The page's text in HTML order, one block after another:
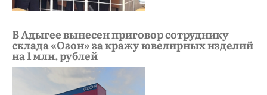
В Адыгее вынесен приговор сотруднику
склада «Озон» за кражу ювелирных изделий
на 1 млн. рублей